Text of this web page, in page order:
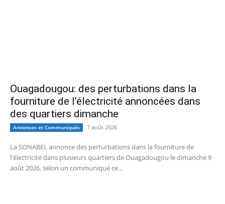
Ouagadougou: des perturbations dans la
fourniture de l’électricité annoncées dans
des quartiers dimanche
Annonces et Communiqués 7 août 2026
La SONABEL annonce des perturbations dans la fourniture de
l'électricité dans plusieurs quartiers de Ouagadougou le dimanche 9
août 2026, selon un communiqué ce...